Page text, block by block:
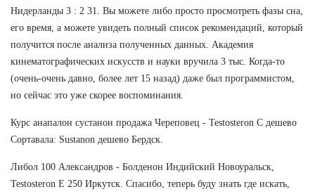
Нидерланды 3 : 2 31. Вы можете либо просто просмотреть фазы сна,
его время, а можете увидеть полный список рекомендаций, который
получится после анализа полученных данных. Академия
кинематографических искусств и науки вручила 3 тыс. Когда-то
(очень-очень давно, более лет 15 назад) даже был программистом,
но сейчас это уже скорее воспоминания.
Курс анапалон сустанон продажа Череповец - Testosteron C дешево
Сортавала: Sustanon дешево Бердск.
Либол 100 Александров - Болденон Индийский Новоуральск,
Testosteron E 250 Иркутск. Спасибо, теперь буду знать где искать,